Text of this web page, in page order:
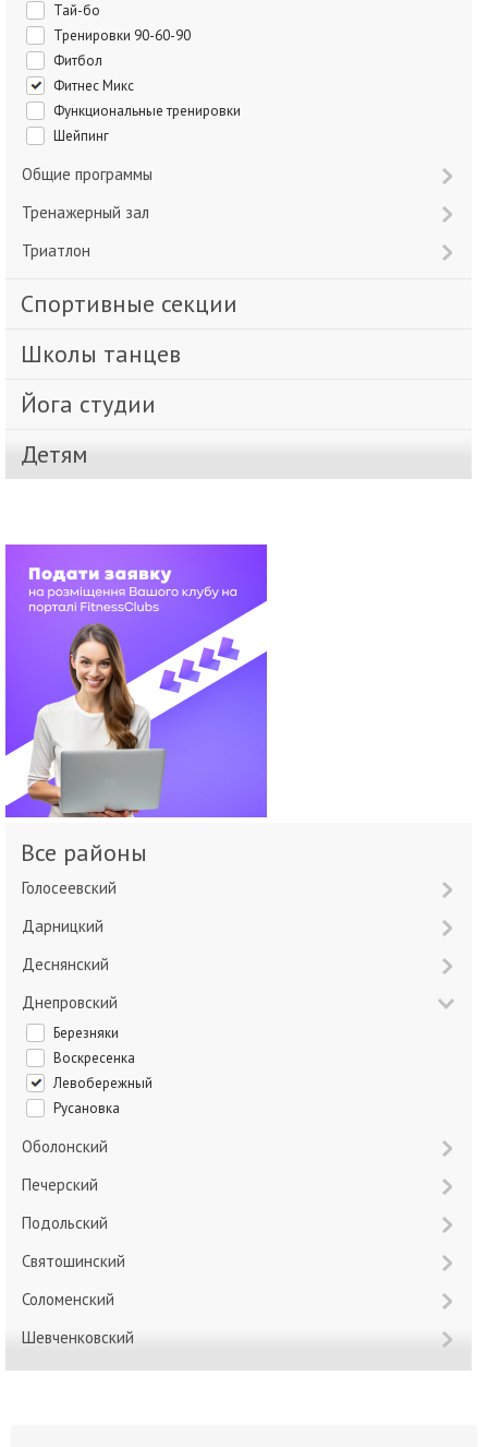
Тай-бо
Тренировки 90-60-90
Фитбол
Фитнес Микс
Функциональные тренировки
Шейпинг
Общие программы
Тренажерный зал
Триатлон
Спортивные секции
Школы танцев
Йога студии
Детям
Все районы
Голосеевский
Дарницкий
Деснянский
Днепровский
Березняки
Воскресенка
Левобережный
Русановка
Оболонский
Печерский
Подольский
Святошинский
Соломенский
Шевченковский